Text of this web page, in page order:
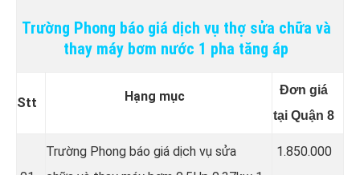
Trường Phong báo giá dịch vụ thợ sửa chữa và
thay máy bơm nước 1 pha tăng áp
Stt Hạng mục
Đơn giá
tại Quận 8
Trường Phong báo giá dịch vụ sửa
1.850.000